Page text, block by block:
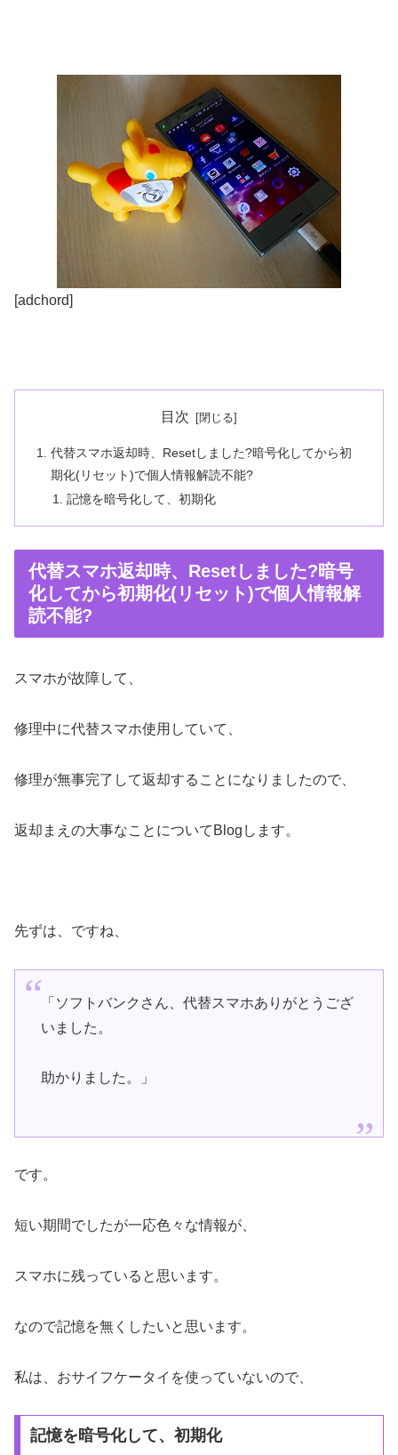
[adchord]
目次
代替スマホ返却時、Resetしました?暗号化してから初
期化(リセット)で個人情報解読不能?
記憶を暗号化して、初期化
代替スマホ返却時、Resetしました?暗号
化してから初期化(リセット)で個人情報解
読不能?
スマホが故障して、
修理中に代替スマホ使用していて、
修理が無事完了して返却することになりましたので、
返却まえの大事なことについてBlogします。
先ずは、ですね、
「ソフトバンクさん、代替スマホありがとうござ
いました。
助かりました。」
です。
短い期間でしたが一応色々な情報が、
スマホに残っていると思います。
なので記憶を無くしたいと思います。
私は、おサイフケータイを使っていないので、
記憶を暗号化して、初期化